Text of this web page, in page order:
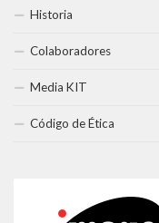
Historia
Colaboradores
Media KIT
Código de Ética